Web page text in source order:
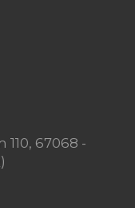
67068 -